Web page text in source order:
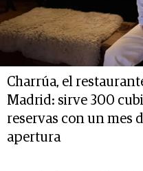
Charrúa, el
Madrid: sirve 300
reservas con un mes
apertura